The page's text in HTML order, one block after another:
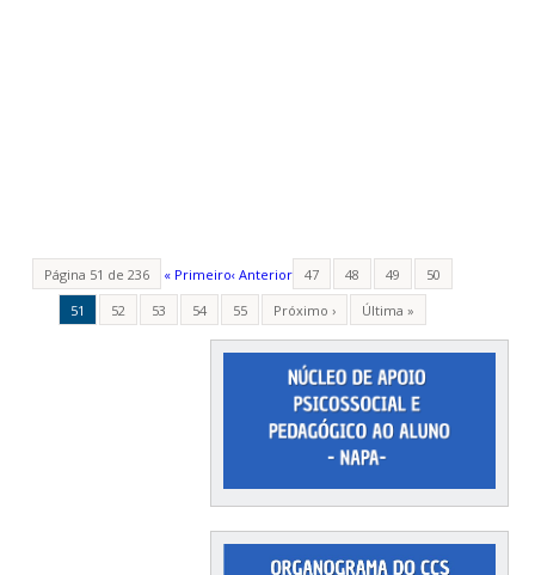
Página 51 de 236 « Primeiro‹ Anterior 47 48 49
50
51
52 53 54 55 Próximo › Última »